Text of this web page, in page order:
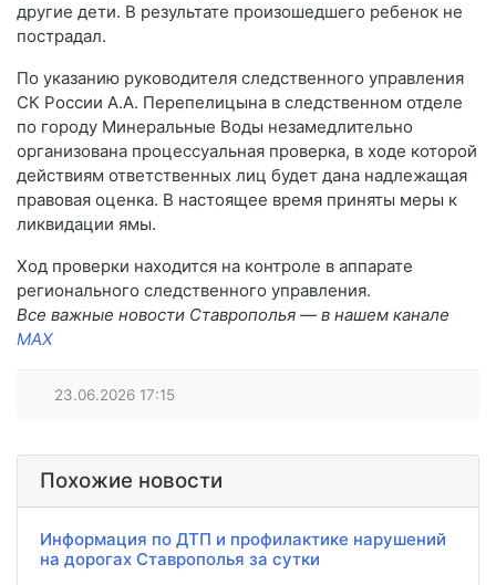
другие дети. В результате произошедшего ребенок не
пострадал.
По указанию руководителя следственного управления
СК России А.А. Перепелицына в следственном отделе
по городу Минеральные Воды незамедлительно
организована процессуальная проверка, в ходе которой
действиям ответственных лиц будет дана надлежащая
правовая оценка. В настоящее время приняты меры к
ликвидации ямы.
Ход проверки находится на контроле в аппарате
регионального следственного управления.
Все важные новости Ставрополья — в нашем канале
MAX
23.06.2026 17:15
Похожие новости
Информация по ДТП и профилактике нарушений
на дорогах Ставрополья за сутки